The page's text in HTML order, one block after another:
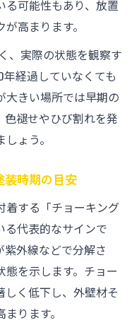
る可能性もあり、放置
高まります。
、実際の状態を観察す
経過していなくても
大きい場所では早期の
褪せやひび割れを発
ょう。
装時期の目安
着する「チョーキング
る代表的なサインで
外線などで分解さ
を示します。チョー
しく低下し、外壁材そ
ります。